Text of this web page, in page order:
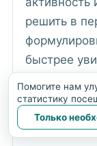
решить в
быстрее
Помогите нам
статистику
Только